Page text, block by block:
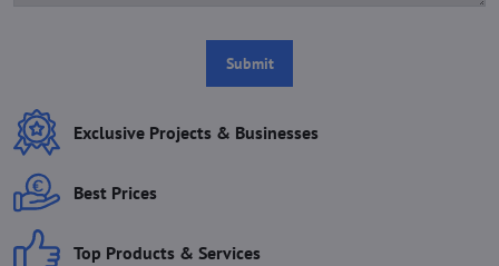
Submit
Exclusive Projects & Businesses
Best Prices
Top Products & Services